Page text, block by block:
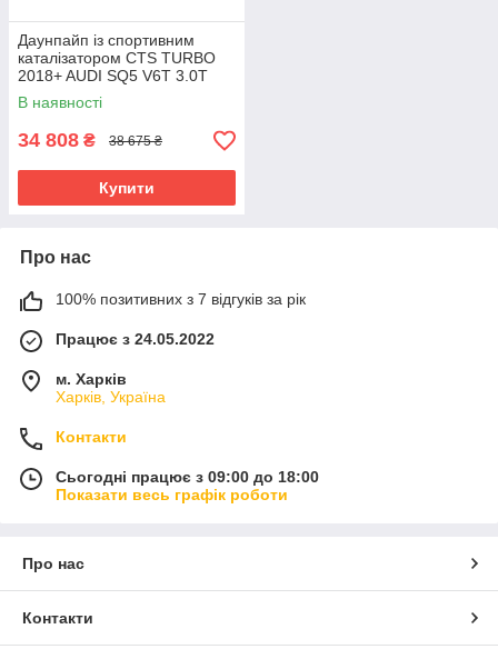
Даунпайп із спортивним
каталізатором CTS TURBO
2018+ AUDI SQ5 V6T 3.0T
В наявності
34 808 ₴ 38 675 ₴
Купити
Про нас
100% позитивних з 7 відгуків за рік
Працює з 24.05.2022
м. Харків
Харків, Україна
Контакти
Сьогодні працює з 09:00 до 18:00
Показати весь графік роботи
Про нас
Контакти